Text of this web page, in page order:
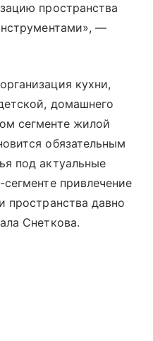
пространства
—
кухни,
домашнего
сегменте жилой
обязательным
под актуальные
привлечение
пространства давно
Снеткова.